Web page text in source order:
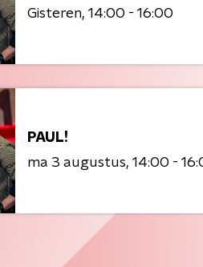
Gisteren 14:00 - 16:00
PAUL!
ma 3 augustus 14:00 -